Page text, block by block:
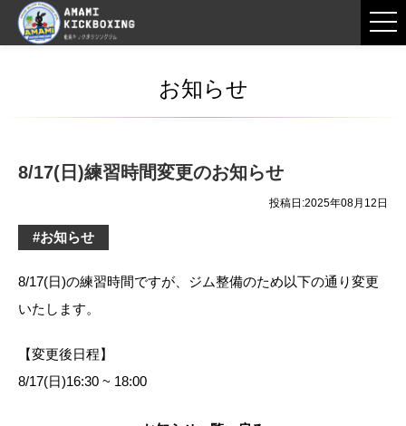
お知らせ
8/17(日)練習時間変更のお知らせ
投稿日:2025年08月12日
#お知らせ
8/17(日)の練習時間ですが、ジム整備のため以下の通り変更
いたします。
【変更後日程】
8/17(日)16:30 ~ 18:00